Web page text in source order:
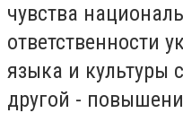
чувства
ответственности
языка и культуры
другой -